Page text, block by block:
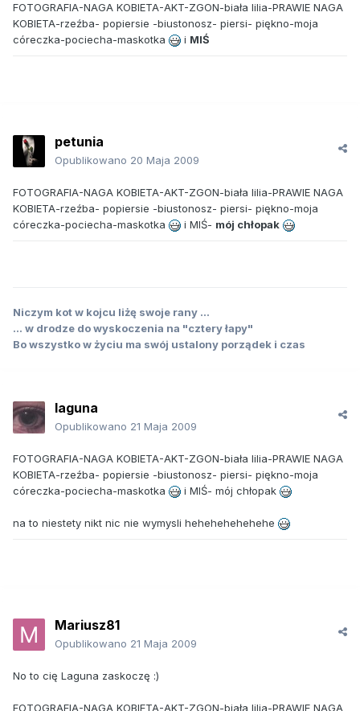
FOTOGRAFIA-NAGA KOBIETA-AKT-ZGON-biała lilia-PRAWIE NAGA
KOBIETA-rzeźba- popiersie -biustonosz- piersi- piękno-moja
córeczka-pociecha-maskotka
i MIŚ
petunia
Opublikowano 20 Maja 2009
FOTOGRAFIA-NAGA KOBIETA-AKT-ZGON-biała lilia-PRAWIE NAGA
KOBIETA-rzeźba- popiersie -biustonosz- piersi- piękno-moja
córeczka-pociecha-maskotka
i MIŚ- mój chłopak
Niczym kot w kojcu liżę swoje rany ...
... w drodze do wyskoczenia na "cztery łapy"
Bo wszystko w życiu ma swój ustalony porządek i czas
laguna
Opublikowano 21 Maja 2009
FOTOGRAFIA-NAGA KOBIETA-AKT-ZGON-biała lilia-PRAWIE NAGA
KOBIETA-rzeźba- popiersie -biustonosz- piersi- piękno-moja
córeczka-pociecha-maskotka
i MIŚ- mój chłopak
na to niestety nikt nic nie wymysli hehehehehehehe
Mariusz81
Opublikowano 21 Maja 2009
No to cię Laguna zaskoczę :)
FOTOGRAFIA-NAGA KOBIETA-AKT-ZGON-biała lilia-PRAWIE NAGA